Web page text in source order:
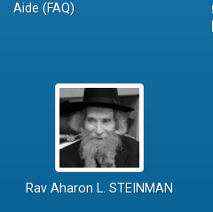
Aide (FAQ)
Rav Aharon L. STEINMAN